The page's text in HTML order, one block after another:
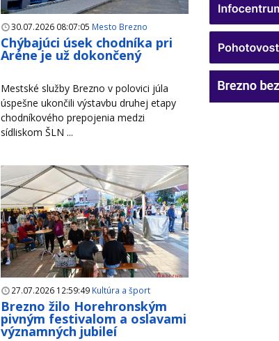
30.07.2026 08:07:05 Mesto Brezno
Chýbajúci úsek chodníka pri
Aréne je už dokončený
Mestské služby Brezno v polovici júla
úspešne ukončili výstavbu druhej etapy
chodníkového prepojenia medzi
sídliskom ŠLN ...
27.07.2026 12:59:49 Kultúra a šport
Brezno žilo Horehronským
pivným festivalom a oslavami
významných jubileí